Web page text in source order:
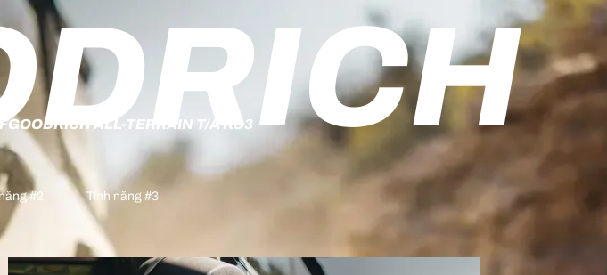
ALL-TERRAIN T/A KO3
#2 Tính năng #3